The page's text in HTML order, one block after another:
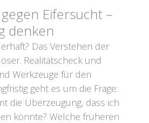
Eifersucht –
denken
Das Verstehen der
Realitätscheck und
Werkzeuge für den
geht es um die Frage:
die Überzeugung, dass ich
könnte? Welche früheren